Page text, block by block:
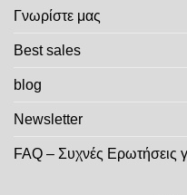
Γνωρίστε μας
Best sales
blog
Newsletter
FAQ – Συχνές Ερωτήσεις